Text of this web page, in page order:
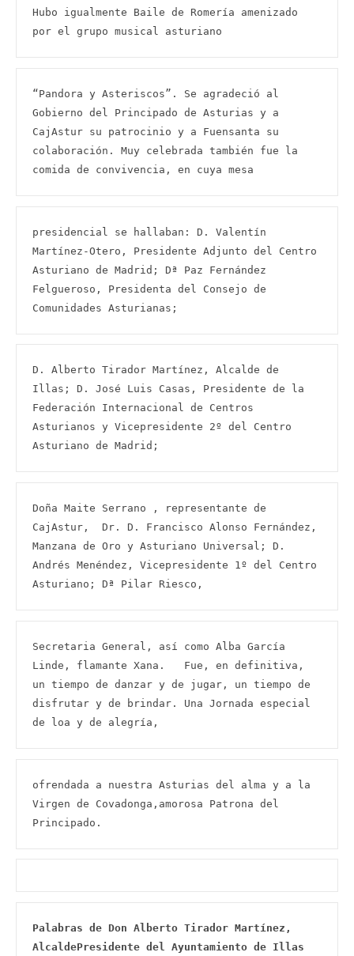
Hubo igualmente Baile de Romería amenizado
por el grupo musical asturiano
“Pandora y Asteriscos”. Se agradeció al
Gobierno del Principado de Asturias y a
CajAstur su patrocinio y a Fuensanta su
colaboración. Muy celebrada también fue la
comida de convivencia, en cuya mesa
presidencial se hallaban: D. Valentín
Martínez-Otero, Presidente Adjunto del Centro
Asturiano de Madrid; Dª Paz Fernández
Felgueroso, Presidenta del Consejo de
Comunidades Asturianas;
D. Alberto Tirador Martínez, Alcalde de
Illas; D. José Luis Casas, Presidente de la
Federación Internacional de Centros
Asturianos y Vicepresidente 2º del Centro
Asturiano de Madrid;
Doña Maite Serrano , representante de
CajAstur,  Dr. D. Francisco Alonso Fernández,
Manzana de Oro y Asturiano Universal; D.
Andrés Menéndez, Vicepresidente 1º del Centro
Asturiano; Dª Pilar Riesco,
Secretaria General, así como Alba García
Linde, flamante Xana.   Fue, en definitiva,
un tiempo de danzar y de jugar, un tiempo de
disfrutar y de brindar. Una Jornada especial
de loa y de alegría,
ofrendada a nuestra Asturias del alma y a la
Virgen de Covadonga,amorosa Patrona del
Principado.
Palabras de Don Alberto Tirador Martínez,
AlcaldePresidente del Ayuntamiento de Illas